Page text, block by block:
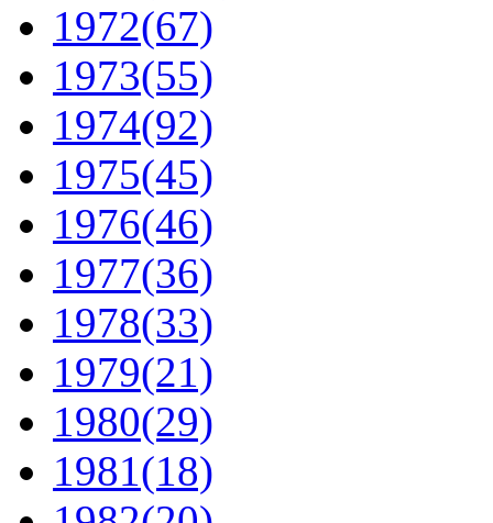
1972(67)
1973(55)
1974(92)
1975(45)
1976(46)
1977(36)
1978(33)
1979(21)
1980(29)
1981(18)